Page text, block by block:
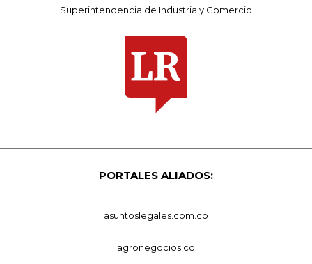
Superintendencia de Industria y Comercio
PORTALES ALIADOS:
asuntoslegales.com.co
agronegocios.co